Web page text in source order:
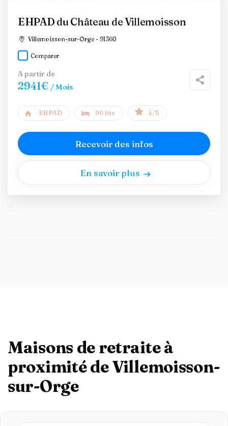
EHPAD du Château de Villemoisson
Villemoisson-sur-Orge - 91360
Comparer
A partir de
2941€ / Mois
EHPAD 96 lits 4/5
Recevoir des infos
En savoir plus
Maisons de retraite à
proximité de Villemoisson-
sur-Orge